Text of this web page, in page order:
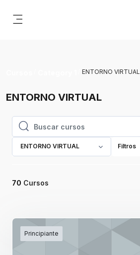
ENTORNO VIRTUAL
ENTORNO VIRTUAL
Buscar cursos
Buscar cursos
ENTORNO VIRTUAL Filtros
70 Cursos
Principiante